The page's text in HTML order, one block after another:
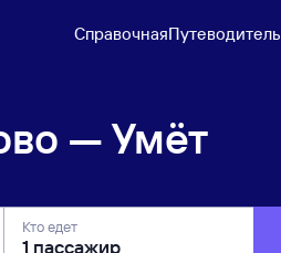
СправочнаяПутеводитель
— Умёт
Кто едет